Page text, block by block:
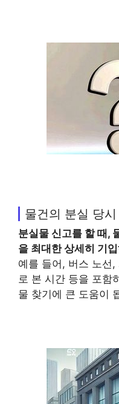
물건의 분실 당
분실물 신고를 할 때,
을 최대한 상세히 기
예를 들어, 버스 노선
로 본 시간 등을 포함
물 찾기에 큰 도움이